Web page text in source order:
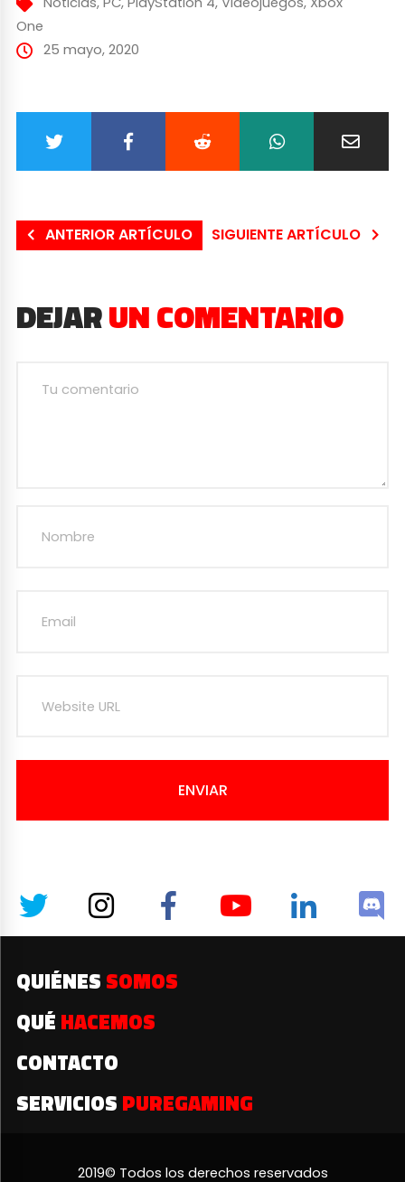
One
25 mayo, 2020
ANTERIOR ARTÍCULO SIGUIENTE ARTÍCULO
DEJARUN COMENTARIO
ENVIAR
QUIÉNES SOMOS
QUÉ HACEMOS
CONTACTO
SERVICIOS PUREGAMING
2019© Todos los derechos reservados